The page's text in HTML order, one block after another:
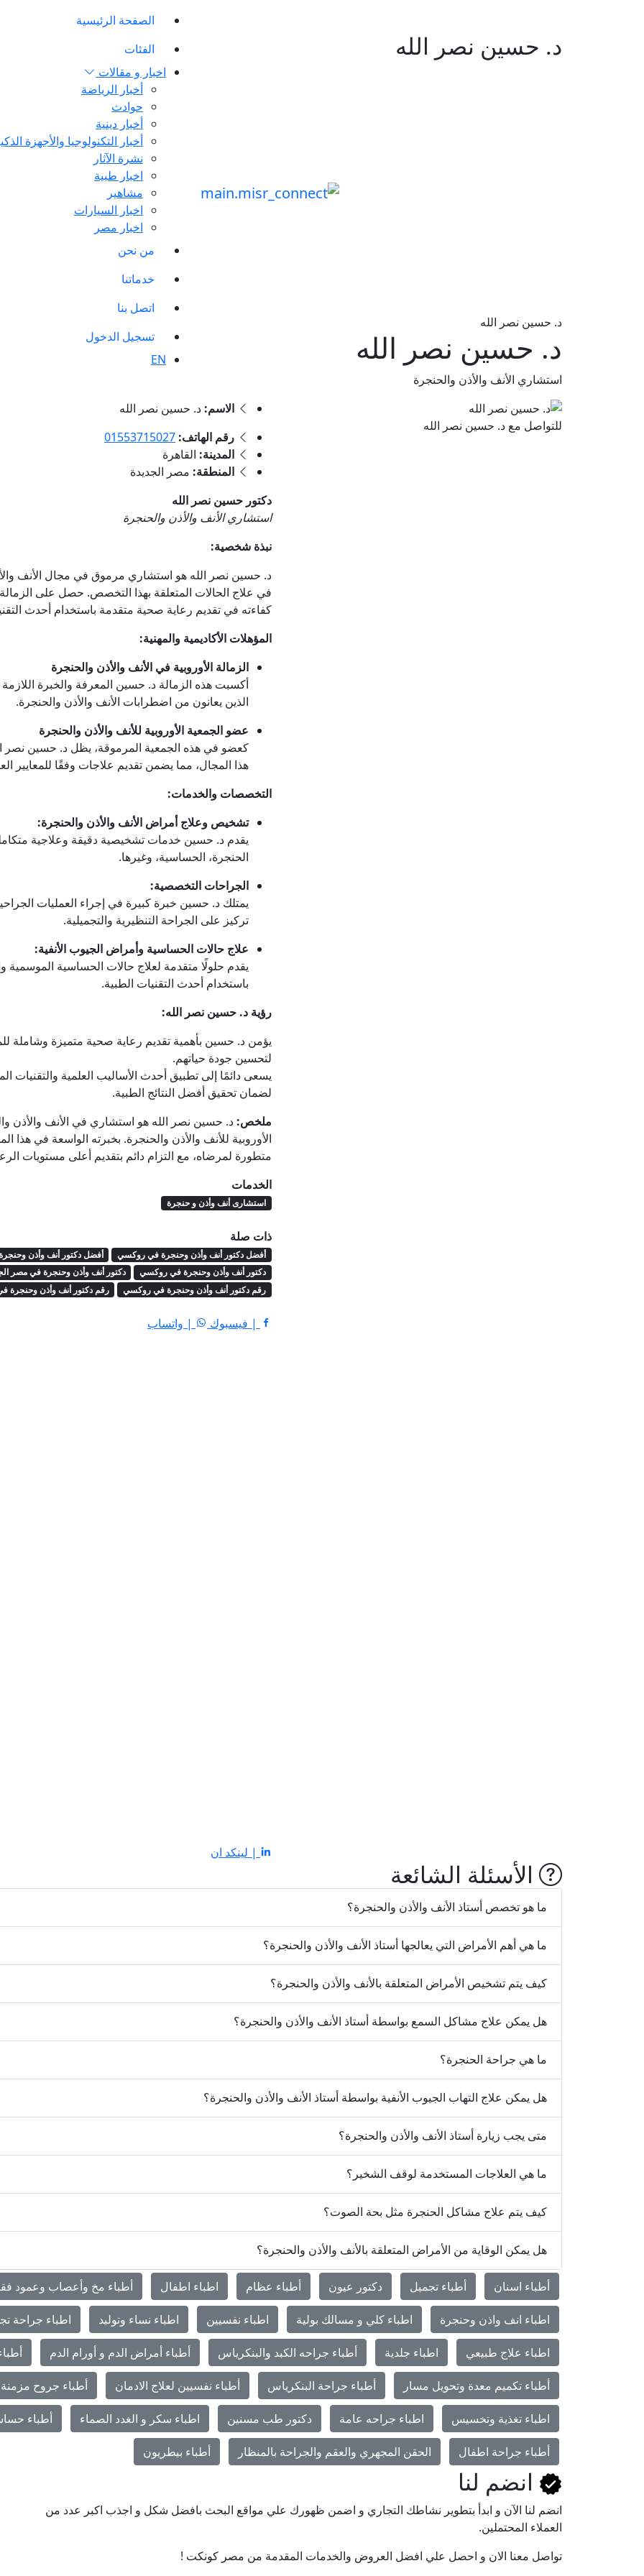
الصفحة الرئيسية
الفئات
اخبار و مقالات
أخبار الرياضة
حوادث
أخبار دينية
أخبار التكنولوجيا والأجهزة
نشرة الآثار
اخبار طبية
مشاهير
اخبار السيارات
اخبار مصر
من نحن
خدماتنا
اتصل بنا
تسجيل الدخول
EN
د. حسين نصر الله
د. حسين نصر الله
د. حسين نصر الله
استشاري الأنف والأذن والحنجرة
للتواصل مع د. حسين نصر الله
الاسم: د. حسين نصر الله
رقم الهاتف: 01553715027
المدينة: القاهرة
المنطقة: مصر الجديدة
دكتور حسين نصر الله
استشاري الأنف والأذن والحنجرة
نبذة شخصية:
د. حسين نصر الله هو استشاري مرموق في مجال الأنف
في علاج الحالات المتعلقة بهذا التخصص. حصل على الزمالة
كفاءته في تقديم رعاية صحية متقدمة باستخدام أحدث
المؤهلات الأكاديمية والمهنية:
الزمالة الأوروبية في الأنف والأذن والحنجرة
أكسبت هذه الزمالة د. حسين المعرفة والخبرة
الذين يعانون من اضطرابات الأنف والأذن والحنجرة.
عضو الجمعية الأوروبية للأنف والأذن والحنجرة
كعضو في هذه الجمعية المرموقة، يظل د. حسين نصر
هذا المجال، مما يضمن تقديم علاجات وفقًا للمعايير
التخصصات والخدمات:
تشخيص وعلاج أمراض الأنف والأذن والحنجرة:
يقدم د. حسين خدمات تشخيصية دقيقة وعلاجية
الحنجرة، الحساسية، وغيرها.
الجراحات التخصصية:
يمتلك د. حسين خبرة كبيرة في إجراء العمليات
تركيز على الجراحة التنظيرية والتجميلية.
علاج حالات الحساسية وأمراض الجيوب الأنفية:
يقدم حلولًا متقدمة لعلاج حالات الحساسية الموسمية
باستخدام أحدث التقنيات الطبية.
رؤية د. حسين نصر الله:
يؤمن د. حسين بأهمية تقديم رعاية صحية متميزة وشاملة
لتحسين جودة حياتهم.
يسعى دائمًا إلى تطبيق أحدث الأساليب العلمية والتقنيات
لضمان تحقيق أفضل النتائج الطبية.
ملخص: د. حسين نصر الله هو استشاري في الأنف والأذن
الأوروبية للأنف والأذن والحنجرة. بخبرته الواسعة في
متطورة لمرضاه، مع التزام دائم بتقديم أعلى مستويات
الخدمات
استشارى أنف وأذن و حنجرة
ذات صلة
أفضل دكتور أنف وأذن وحنجرة في روكسي أفضل دكتور أنف وأذن
دكتور أنف وأذن وحنجرة في روكسي
دكتور أنف وأذن وحنجرة في مصر
رقم دكتور أنف وأذن وحنجرة في روكسي
رقم دكتور أنف وأذن وحنجرة
| فيسبوك | واتساب
| لينكد ان
الأسئلة الشائعة
ما هو تخصص أستاذ الأنف والأذن والحنجرة؟
ما هي أهم الأمراض التي يعالجها أستاذ الأنف والأذن والحنجرة؟
كيف يتم تشخيص الأمراض المتعلقة بالأنف والأذن والحنجرة؟
هل يمكن علاج مشاكل السمع بواسطة أستاذ الأنف والأذن والحنجرة؟
ما هي جراحة الحنجرة؟
هل يمكن علاج التهاب الجيوب الأنفية بواسطة أستاذ الأنف والأذن والحنجرة؟
متى يجب زيارة أستاذ الأنف والأذن والحنجرة؟
ما هي العلاجات المستخدمة لوقف الشخير؟
كيف يتم علاج مشاكل الحنجرة مثل بحة الصوت؟
هل يمكن الوقاية من الأمراض المتعلقة بالأنف والأذن والحنجرة؟
أطباء اسنان أطباء تجميل دكتور عيون أطباء عظام اطباء اطفال أطباء مخ وأعصاب وعمود
اطباء انف واذن وحنجرة اطباء كلي و مسالك بولية اطباء نفسيين اطباء نساء وتوليد اطباء جراحة
اطباء علاج طبيعي اطباء جلدية أطباء جراحه الكبد والبنكرياس أطباء أمراض الدم و أورام الدم
أطباء تكميم معدة وتحويل مسار أطباء جراحة البنكرياس أطباء نفسيين لعلاج الادمان أطباء جروح
اطباء تغذية وتخسيس اطباء جراحه عامة دكتور طب مسنين اطباء سكر و الغدد الصماء أطباء
أطباء جراحة اطفال الحقن المجهري والعقم والجراحة بالمنظار أطباء بيطريون
انضم لنا
انضم لنا اﻵن و ابدأ بتطوير نشاطك التجاري و اضمن ظهورك علي مواقع البحث بافضل شكل و اجذب اكبر عدد من
العملاء المحتملين.
تواصل معنا الان و احصل علي افضل العروض والخدمات المقدمة من مصر كونكت !